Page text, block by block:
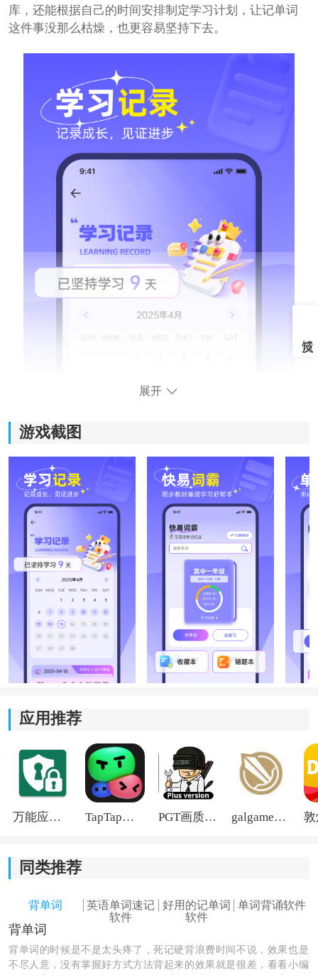
库，还能根据自己的时间安排制定学习计划，让记单词
这件事没那么枯燥，也更容易坚持下去。
快易词霸软件功能：
1、海量资源：
软件内覆盖多个学习阶段和不同版本教材词汇，同时搭
配拓展课程内容，资源会持续更新，方便用户接触更多
学习内容。
核心记忆方式参考艾宾浩斯遗忘曲线，系统会结合学习
情况自动安排复习时间，让单词记忆更牢，也减少反复
遗忘的情况。
3、计划定制：
可以按照自己的空闲时间来安排每日学习任务，灵活设
4、练习巩固：
软件内准备了专项练习和错题整理功能，学完之后能及
时检测记忆效果，也方便针对容易出错的内容继续加
强。
展开
游戏截图
应用推荐
万能应用隐藏 TapTap国际版2026 PGT画质助手旧版 galgame游戏盒子2026
同类推荐
背单词
英语单词速记
软件
好用的记单词
软件
单词背诵软件
背单词
背单词的时候是不是太头疼了，死记硬背浪费时间不说，效果也是
不尽人意，没有掌握好方式方法背起来的效果就是很差，看看小编